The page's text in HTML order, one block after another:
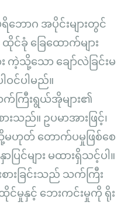
ဘောဂ အပိုင်းများတွင်
င်ခုံ ခြေထောက်များ
ကဲ့သို့သော ချော်လဲခြင်းမ
ဝင်ပါမည်။
ကြီးရွယ်အိုများ၏
သည်။ ဥပမာအားဖြင့်၊
မဟုတ် တောက်ပမှုဖြစ်စေ
ြင်များ မထားရှိသင့်ပါ။
စားခြင်းသည် သက်ကြီး
မှုနှင့် ဘေးကင်းမှုကို ရိုး